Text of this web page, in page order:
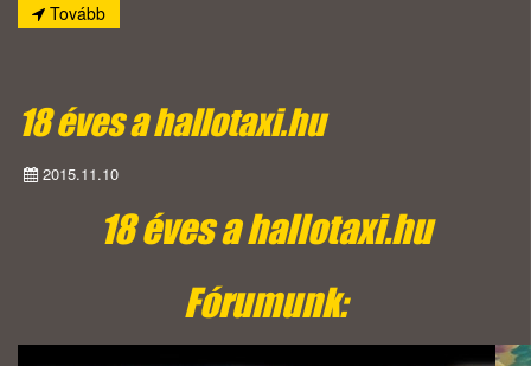
Tovább
18 éves a hallotaxi.hu
2015.11.10
18 éves a hallotaxi.hu
Fórumunk: